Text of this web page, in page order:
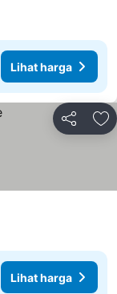
Lihat harga
Bagikan
Lihat harga